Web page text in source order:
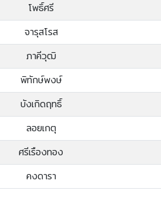
โพธิ์ศรี
จารุสโรส
ภาคีวุฒิ
พิทักษ์พงษ์
บังเกิดฤทธิ์
ลอยเกตุ
ศรีเรืองทอง
คงดารา